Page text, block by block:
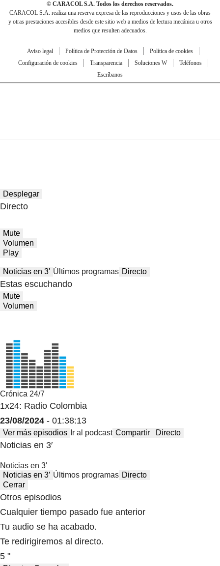
© CARACOL S.A. Todos los derechos reservados.
CARACOL S.A. realiza una reserva expresa de las reproducciones y usos de las obras
y otras prestaciones accesibles desde este sitio web a medios de lectura mecánica u otros
medios que resulten adecuados.
Aviso legal Política de Protección de Datos
Política de cookies
Configuración de cookies
Transparencia Soluciones W
Teléfonos
Escríbanos
Desplegar
Directo
Mute
Volumen
Play
Noticias en 3′ Últimos programas Directo
Estas escuchando
Mute
Volumen
Crónica 24/7
1x24: Radio Colombia
23/08/2024 - 01:38:13
Ver más episodios Ir al podcast Compartir Directo
Noticias en 3′
Noticias en 3′
Noticias en 3′ Últimos programas Directo
Cerrar
Otros episodios
Cualquier tiempo pasado fue anterior
Tu audio se ha acabado.
Te redirigiremos al directo.
5 "